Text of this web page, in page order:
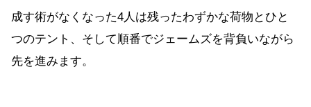
成す術がなくなった4人は残ったわずかな荷物とひと
つのテント、そして順番でジェームズを背負いながら
先を進みます。